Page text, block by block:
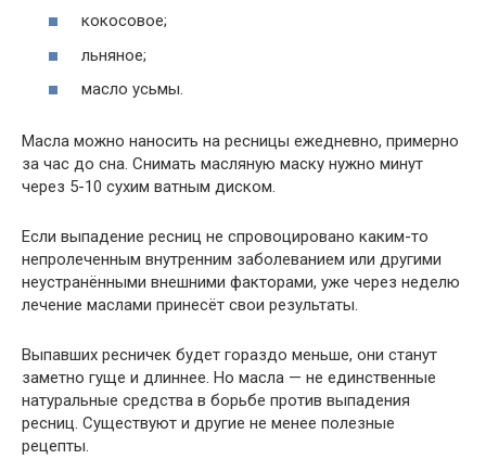
кокосовое;
льняное;
масло усьмы.
Масла можно наносить на ресницы ежедневно, примерно
за час до сна. Снимать масляную маску нужно минут
через 5-10 сухим ватным диском.
Если выпадение ресниц не спровоцировано каким-то
непролеченным внутренним заболеванием или другими
неустранёнными внешними факторами, уже через неделю
лечение маслами принесёт свои результаты.
Выпавших ресничек будет гораздо меньше, они станут
заметно гуще и длиннее. Но масла — не единственные
натуральные средства в борьбе против выпадения
ресниц. Существуют и другие не менее полезные
рецепты.